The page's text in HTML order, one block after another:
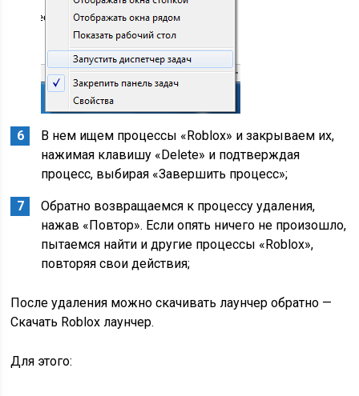
В нем ищем процессы «Roblox» и закрываем их,
нажимая клавишу «Delete» и подтверждая
процесс, выбирая «Завершить процесс»;
Обратно возвращаемся к процессу удаления,
нажав «Повтор». Если опять ничего не произошло,
пытаемся найти и другие процессы «Roblox»,
повторяя свои действия;
После удаления можно скачивать лаунчер обратно —
Скачать Roblox лаунчер.
Для этого: